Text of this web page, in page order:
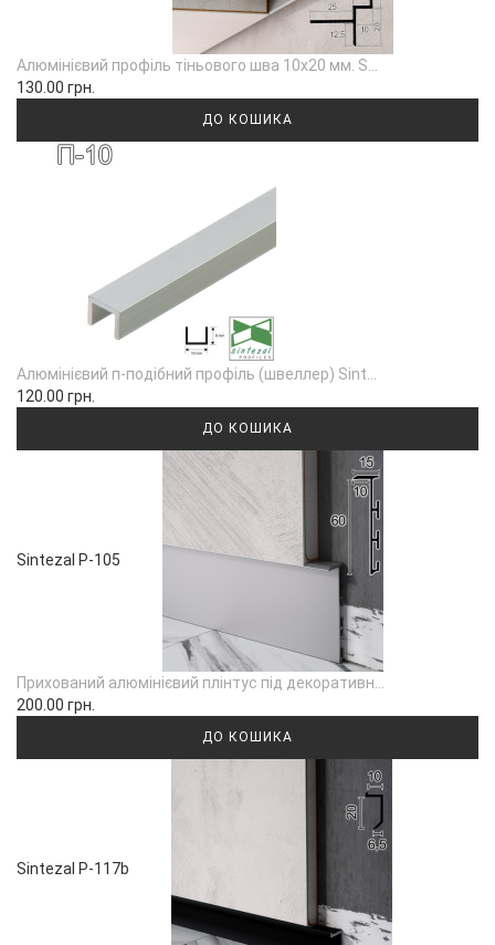
Алюмінієвий профіль тіньового шва 10х20 мм. S...
130.00 грн.
ДО КОШИКА
Алюмінієвий п-подібний профіль (швеллер) Sint...
120.00 грн.
ДО КОШИКА
Sintezal P-105
Прихований алюмінієвий плінтус під декоративн...
200.00 грн.
ДО КОШИКА
Sintezal P-117b